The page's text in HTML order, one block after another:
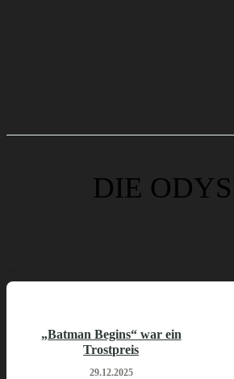
DIE
„Batman Begins“ war ein
Trostpreis
29.12.2025